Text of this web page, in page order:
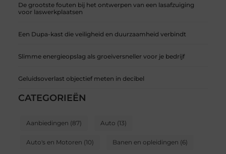
De grootste fouten bij het ontwerpen van een lasafzuiging
voor laswerkplaatsen
Een Dupa-kast die veiligheid en duurzaamheid verbindt
Slimme energieopslag als groeiversneller voor je bedrijf
Geluidsoverlast objectief meten in decibel
CATEGORIEËN
Aanbiedingen (87) Auto (13)
Auto's en Motoren (10) Banen en opleidingen (6)